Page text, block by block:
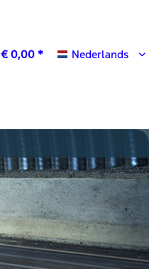
€ 0,00 * Nederlands
Nederlands